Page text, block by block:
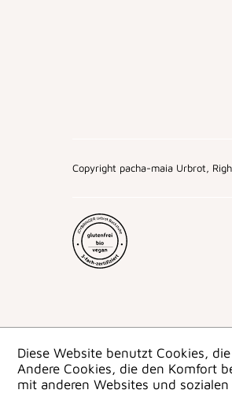
Copyright pacha-maia Urbrot,
Diese Website benutzt Cookies,
Andere Cookies, die den Komfort
mit anderen Websites und